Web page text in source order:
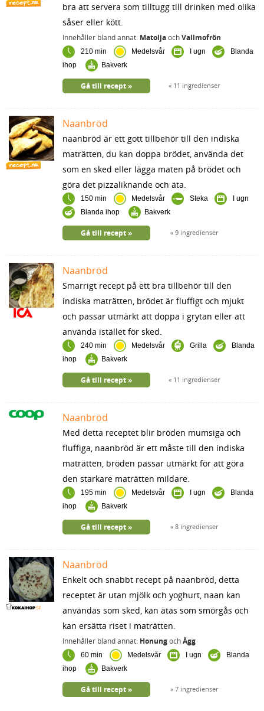
bra att servera som tilltugg till drinken med olika
såser eller kött.
Innehåller bland annat: MatoljaochVallmofrön
210 min Medelsvår I ugn
Blanda
ihop
Bakverk
11 ingredienser
Gå till recept
Naanbröd
naanbröd är ett gott tillbehör till den indiska
maträtten, du kan doppa brödet, använda det
som en sked eller lägga maten på brödet och
göra det pizzaliknande och äta.
150 min Medelsvår Steka
I ugn
Blanda ihop
Bakverk
9 ingredienser
Gå till recept
Naanbröd
Smarrigt recept på ett bra tillbehör till den
indiska maträtten, brödet är fluffigt och mjukt
och passar utmärkt att doppa i grytan eller att
använda istället för sked.
240 min Medelsvår Grilla
Blanda
ihop
Bakverk
11 ingredienser
Gå till recept
Naanbröd
Med detta receptet blir bröden mumsiga och
fluffiga, naanbröd är ett måste till den indiska
maträtten, bröden passar utmärkt för att göra
den starkare maträtten mildare.
195 min Medelsvår I ugn
Blanda
ihop
Bakverk
8 ingredienser
Gå till recept
Naanbröd
Enkelt och snabbt recept på naanbröd, detta
receptet är utan mjölk och yoghurt, naan kan
användas som sked, kan ätas som smörgås och
kan ersätta riset i maträtten.
Innehåller bland annat: HonungochÄgg
60 min Medelsvår I ugn
Blanda
ihop
Bakverk
7 ingredienser
Gå till recept